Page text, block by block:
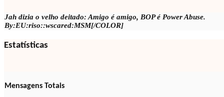
Jah dizia o velho deitado: Amigo é amigo, BOP é Power Abuse.
By:EU:riso::wscared:MSM[/COLOR]
Estatísticas
Mensagens Totais